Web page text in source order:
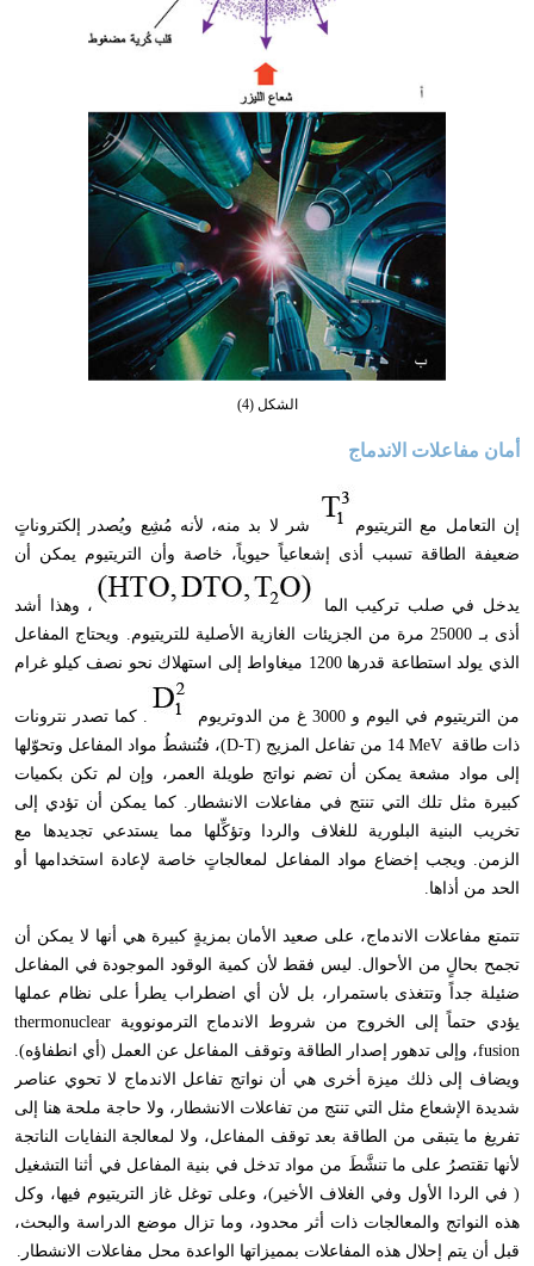
الشكل (4)
أمان مفاعلات الاندماج
إن التعامل مع التريتيوم شر لا بد منه، لأنه مُشِع ويُصدر إلكتروناتٍ
ضعيفة الطاقة تسبب أذى إشعاعياً حيوياً، خاصة وأن التريتيوم يمكن أن
يدخل في صلب تركيب الما ، وهذا أشد
أذى بـ 25000 مرة من الجزيئات الغازية الأصلية للتريتيوم. ويحتاج المفاعل
الذي يولد استطاعة قدرها 1200 ميغاواط إلى استهلاك نحو نصف كيلو غرام
من التريتيوم في اليوم و 3000 غ من الدوتريوم
. كما تصدر نترونات
ذات طاقة MeV
14 من تفاعل المزيج (D-T
)، فتُنشطُ مواد المفاعل وتحوّلها
إلى مواد مشعة يمكن أن تضم نواتج طويلة العمر ، وإن لم تكن بكميات
كبيرة مثل تلك التي تنتج في مفاعلات الانشطار. كما يمكن أن تؤدي إلى
تخريب البنية البلورية للغلاف والردا وتؤكِّلها مما يستدعي تجديدها مع
الزمن. ويجب إخضاع مواد المفاعل لمعالجاتٍ خاصة لإعادة استخدامها أو
الحد من أذاها.
تتمتع مفاعلات الاندماج، على صعيد الأمان بمزيةٍ كبيرة هي أنها لا يمكن أن
تجمح بحالٍ من الأحوال. ليس فقط لأن كمية الوقود الموجودة في المفاعل
ضئيلة جداً وتتغذى باستمرار ، بل لأن أي اضطراب يطرأ على نظام عملها
يؤدي حتماً إلى الخروج من شروط الاندماج الترمونووية thermonuclear
fusion، وإلى تدهور إصدار الطاقة وتوقف المفاعل عن العمل (أي انطفاؤه).
ويضاف إلى ذلك ميزة أخرى هي أن نواتج تفاعل الاندماج لا تحوي عناصر
شديدة الإشعاع مثل التي تنتج من تفاعلات الانشطار ، ولا حاجة ملحة هنا إلى
تفريغ ما يتبقى من الطاقة بعد توقف المفاعل، ولا لمعالجة النفايات الناتجة
لأنها تقتصرُ على ما تنشَّطَ من مواد تدخل في بنية المفاعل في أثنا التشغيل
( في الردا الأول وفي الغلاف الأخير)، وعلى توغل غاز التريتيوم فيها، وكل
هذه النواتج والمعالجات ذات أثر محدود، وما تزال موضع الدراسة والبحث،
قبل أن يتم إحلال هذه المفاعلات بمميزاتها الواعدة محل مفاعلات الانشطار.